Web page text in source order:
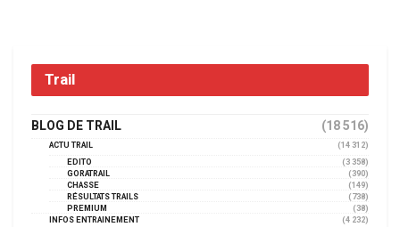
Trail
BLOG DE TRAIL (18 516)
ACTU TRAIL
(14 312)
EDITO
(3 358)
GORATRAIL
(390)
CHASSE
(149)
RÉSULTATS TRAILS
(738)
PREMIUM
(38)
INFOS ENTRAINEMENT
(4 232)